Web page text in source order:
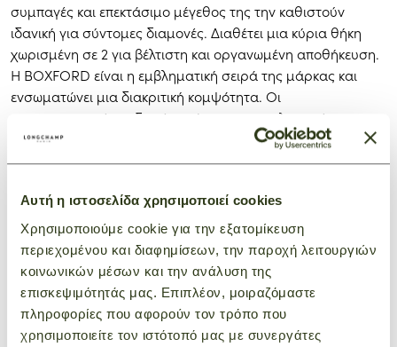
Αυτή η ιστοσελίδα χρησιμοποιεί cookies
Χρησιμοποιούμε cookie για την εξατομίκευση
περιεχομένου και διαφημίσεων, την παροχή λειτουργιών
κοινωνικών μέσων και την ανάλυση της
επισκεψιμότητάς μας. Επιπλέον, μοιραζόμαστε
πληροφορίες που αφορούν τον τρόπο που
χρησιμοποιείτε τον ιστότοπό μας με συνεργάτες
συμπαγές και επεκτάσιμο μέγεθος της την καθιστούν
ιδανική για σύντομες διαμονές. Διαθέτει μια κύρια θήκη
χωρισμένη σε 2 για βέλτιστη και οργανωμένη αποθήκευση.
Η BOXFORD είναι η εμβληματική σειρά της μάρκας και
ενσωματώνει μια διακριτική κομψότητα. Οι
χαρακτηριστικές ανδρικές τσάντες, επαγγελματικές
τσάντες και αποσκευές φέρουν ένα ορθογώνιο λογότυπο
Longchamp ανάγλυφο στο δέρμα και αντίθετες ραφές για
διακοσμημένος με ρωσική δερμάτινη επένδυση για πλούσιο
τρισδιάστατο αποτέλεσμα.
ΜΠΟΡΕΙ ΕΠΙΣΗΣ ΝΑ ΣΑΣ
ΕΝΔΙΑΦΕΡΕΙ